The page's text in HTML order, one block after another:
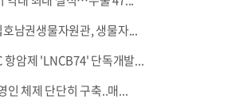
남권생물자원관, 생물자...
항암제 'LNCB74' 단독개발...
인 체제 단단히 구축..매...